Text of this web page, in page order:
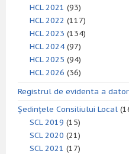
HCL 2021 (93)
HCL 2022 (117)
HCL 2023 (134)
HCL 2024 (97)
HCL 2025 (94)
HCL 2026 (36)
Registrul de evidenta a
Ședințele Consiliului Local
SCL 2019 (15)
SCL 2020 (21)
SCL 2021 (17)